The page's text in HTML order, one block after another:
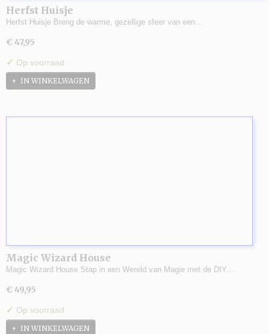
Herfst Huisje
Herfst Huisje Breng de warme, gezellige sfeer van een…
€ 47,95
✓ Op voorraad
IN WINKELWAGEN
Magic Wizard House
Magic Wizard House Stap in een Wereld van Magie met de DIY…
€ 49,95
✓ Op voorraad
IN WINKELWAGEN